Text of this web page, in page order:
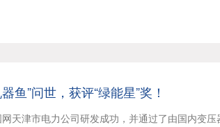
鱼”问世，获评“绿能星”奖！
天津市电力公司研发成功，并通过了由国内变